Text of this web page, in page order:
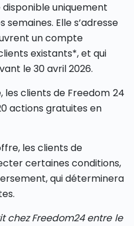
uniquement
Elle s’adresse
un compte
existants*, et qui
le 30 avril 2026.
les clients de Freedom 24
actions gratuites en
les clients de
certaines conditions,
qui déterminera
chez Freedom24 entre le